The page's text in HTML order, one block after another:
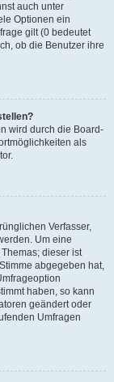
auch unter
Optionen ein
gilt (0 bedeutet
ob die Benutzer ihre
wird durch die Board-
als
Verfasser,
Um eine
dieser ist
abgegeben hat,
haben, so kann
geändert oder
Umfragen